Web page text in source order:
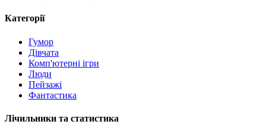
Категорії
Гумор
Дівчата
Комп'ютерні ігри
Люди
Пейзажі
Фантастика
Лічильники та статистика